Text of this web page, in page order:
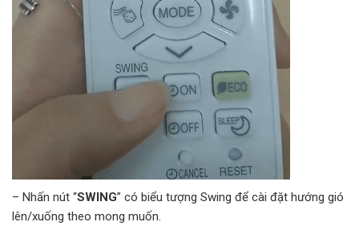
– Nhấn nút “SWING” có biểu tượng Swing để cài đặt hướng gió
lên/xuống theo mong muốn.